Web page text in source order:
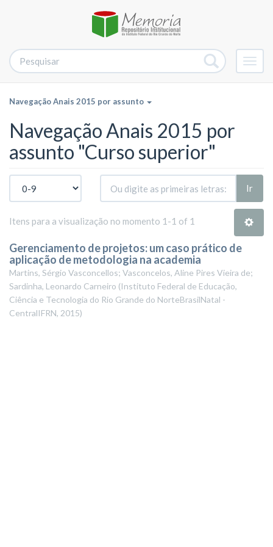
Navegação Anais 2015 por assunto
Navegação Anais 2015 por
assunto "Curso superior"
Ir
Itens para a visualização no momento 1-1 of 1
Gerenciamento de projetos: um caso prático de
aplicação de metodologia na academia
Martins, Sérgio Vasconcellos; Vasconcelos, Aline Pires Vieira de;
Sardinha, Leonardo Carneiro (Instituto Federal de Educação,
Ciência e Tecnologia do Rio Grande do NorteBrasilNatal -
CentralIFRN, 2015)